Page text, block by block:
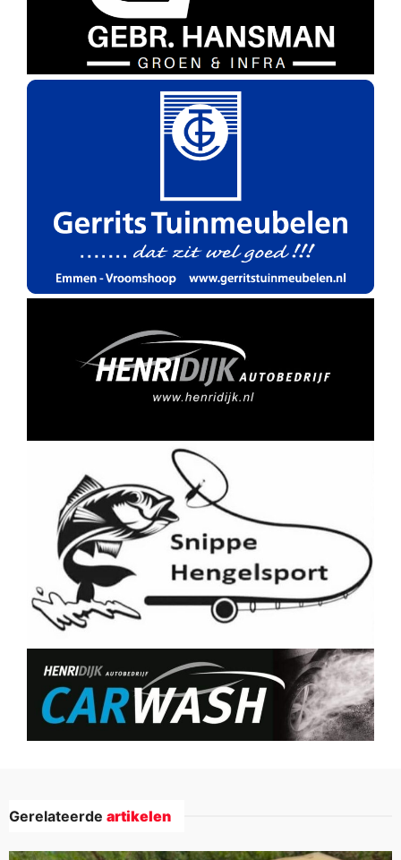
Gerelateerde artikelen